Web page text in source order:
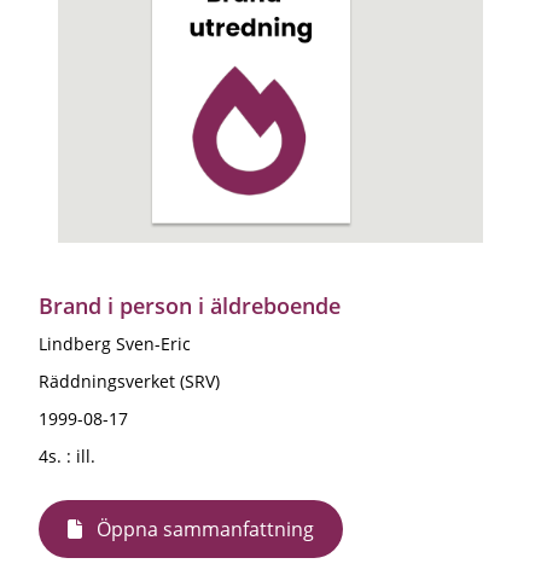
Brand i person i äldreboende
Lindberg Sven-Eric
Räddningsverket (SRV)
1999-08-17
4s. : ill.
Öppna sammanfattning